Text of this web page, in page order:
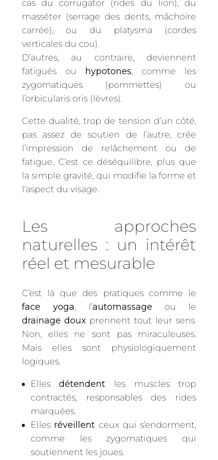
cas du corrugator (rides du lion), du
masséter (serrage des dents, mâchoire
carrée), ou du platysma (cordes
verticales du cou).
D’autres, au contraire, deviennent
fatigués ou
hypotones, comme les
zygomatiques (pommettes) ou
l’orbicularis oris (lèvres).
Cette dualité, trop de tension d’un côté,
pas assez de soutien de l’autre, crée
l’impression de relâchement ou de
fatigue. C’est ce déséquilibre, plus que
la simple gravité, qui modifie la forme et
l’aspect du visage.
Les approches
naturelles : un intérêt
réel et mesurable
C’est là que des pratiques comme le
face yoga, l’automassage ou le
drainage doux prennent tout leur sens.
Non, elles ne sont pas miraculeuses.
Mais elles sont physiologiquement
logiques.
Ellesdétendent les muscles trop
contractés, responsables des rides
marquées.
Elles réveillent ceux qui s’endorment,
comme les zygomatiques qui
soutiennent les joues.